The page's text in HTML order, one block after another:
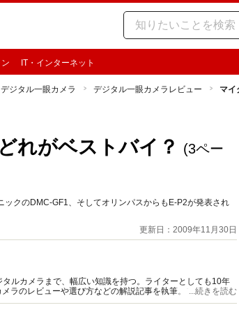
IT・インターネット
デジタル一眼カメラ デジタル一眼カメラレビュー マイ
れがベストバイ？
(3ペー
クのDMC-GF1、そしてオリンパスからもE-P2が発表され
更新日：2009年11月30日
ルカメラまで、幅広い知識を持つ。ライターとしても10年
ラのレビューや選び方などの解説記事を執筆。フィルムカメ
いる。
...続きを読む